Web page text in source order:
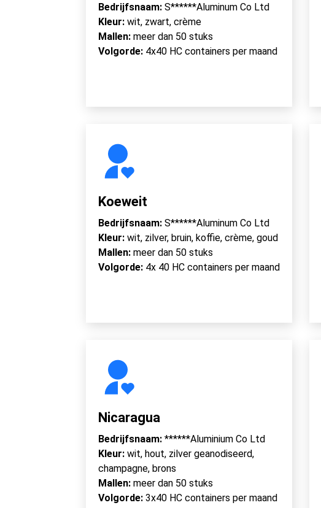
Bedrijfsnaam: S******Aluminum Co Ltd
Kleur: wit, zwart, crème
Mallen: meer dan 50 stuks
Volgorde: 4x40 HC containers per maand
Koeweit
Bedrijfsnaam: S******Aluminum Co Ltd
Kleur: wit, zilver, bruin, koffie, crème, goud
Mallen: meer dan 50 stuks
Volgorde: 4x 40 HC containers per maand
Nicaragua
Bedrijfsnaam: ******Aluminium Co Ltd
Kleur: wit, hout, zilver geanodiseerd,
champagne, brons
Mallen: meer dan 50 stuks
Volgorde: 3x40 HC containers per maand